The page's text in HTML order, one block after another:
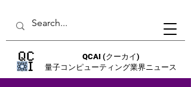
QCAI (クーカイ)
量子コンピューティング業界ニュース